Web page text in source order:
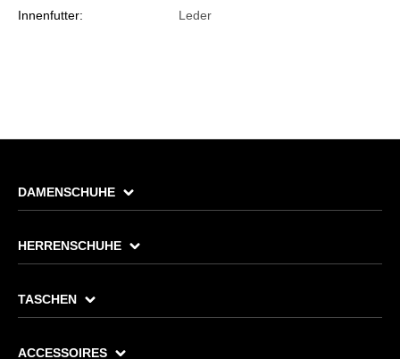
Innenfutter: Leder
DAMENSCHUHE
HERRENSCHUHE
TASCHEN
ACCESSOIRES